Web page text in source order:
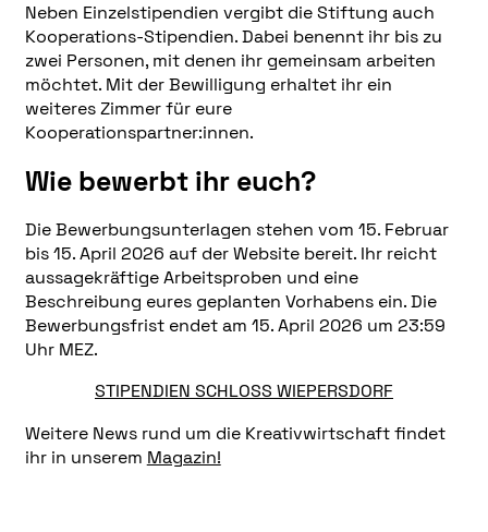
Neben Einzelstipendien vergibt die Stiftung auch
Kooperations-Stipendien. Dabei benennt ihr bis zu
zwei Personen, mit denen ihr gemeinsam arbeiten
möchtet. Mit der Bewilligung erhaltet ihr ein
weiteres Zimmer für eure
Kooperationspartner:innen.
Wie bewerbt ihr euch?
Die Bewerbungsunterlagen stehen vom 15. Februar
bis 15. April 2026 auf der Website bereit. Ihr reicht
aussagekräftige Arbeitsproben und eine
Beschreibung eures geplanten Vorhabens ein. Die
Bewerbungsfrist endet am 15. April 2026 um 23:59
Uhr MEZ.
STIPENDIEN SCHLOSS WIEPERSDORF
Weitere News rund um die Kreativwirtschaft findet
ihr in unserem Magazin!